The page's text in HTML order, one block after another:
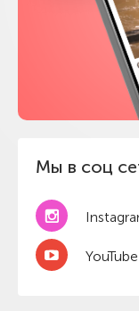
Мы в соц
YouTube